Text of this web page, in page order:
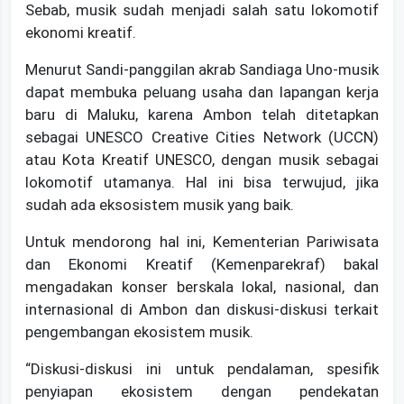
Sebab, musik sudah menjadi salah satu lokomotif
ekonomi kreatif.
Menurut Sandi-panggilan akrab Sandiaga Uno-musik
dapat membuka peluang usaha dan lapangan kerja
baru di Maluku, karena Ambon telah ditetapkan
sebagai UNESCO Creative Cities Network (UCCN)
atau Kota Kreatif UNESCO, dengan musik sebagai
lokomotif utamanya. Hal ini bisa terwujud, jika
sudah ada eksosistem musik yang baik.
Untuk mendorong hal ini, Kementerian Pariwisata
dan Ekonomi Kreatif (Kemenparekraf) bakal
mengadakan konser berskala lokal, nasional, dan
internasional di Ambon dan diskusi-diskusi terkait
pengembangan ekosistem musik.
“Diskusi-diskusi ini untuk pendalaman, spesifik
penyiapan ekosistem dengan pendekatan